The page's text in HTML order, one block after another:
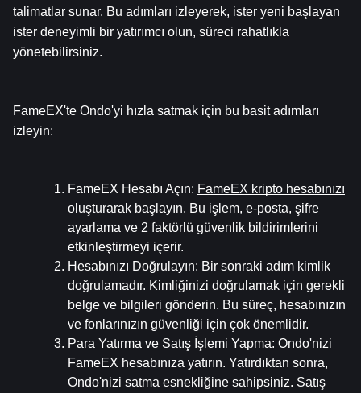
talimatlar sunar. Bu adımları izleyerek, ister yeni başlayan
ister deneyimli bir yatırımcı olun, süreci rahatlıkla
yönetebilirsiniz.
FameEX'te Ondo'yi hızla satmak için bu basit adımları
izleyin:
FameEX Hesabı Açın: FameEX kripto hesabınızı
oluşturarak başlayın. Bu işlem, e-posta, şifre
ayarlama ve 2 faktörlü güvenlik bildirimlerini
etkinleştirmeyi içerir.
Hesabınızı Doğrulayın: Bir sonraki adım kimlik
doğrulamadır. Kimliğinizi doğrulamak için gerekli
belge ve bilgileri gönderin. Bu süreç, hesabınızın
ve fonlarınızın güvenliği için çok önemlidir.
Para Yatırma ve Satış İşlemi Yapma: Ondo'nizi
FameEX hesabınıza yatırın. Yatırdıktan sonra,
Ondo'nizi satma esnekliğine sahipsiniz. Satış